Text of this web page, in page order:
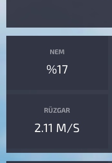
NEM
%17
RÜZGAR
2.11 M/S